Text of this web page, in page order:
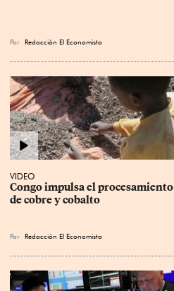
Por Redacción El Economista
VIDEO
Congo impulsa el procesamiento
de cobre y cobalto
Por Redacción El Economista